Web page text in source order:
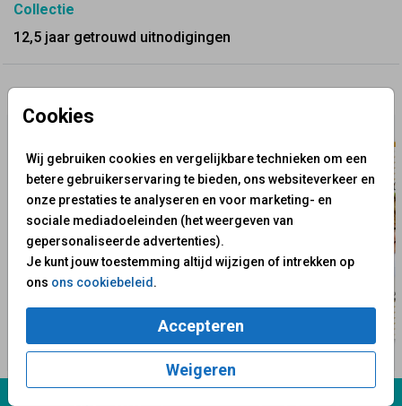
Cookies
Wij gebruiken cookies en vergelijkbare technieken om een
betere gebruikerservaring te bieden, ons websiteverkeer en
onze prestaties te analyseren en voor marketing- en
sociale mediadoeleinden (het weergeven van
gepersonaliseerde advertenties).
Je kunt jouw toestemming altijd wijzigen of intrekken op
ons ons cookiebeleid .
Accepteren
Weigeren
Collectie
12,5 jaar getrouwd uitnodigingen